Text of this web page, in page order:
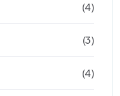
(4)
(3)
(4)